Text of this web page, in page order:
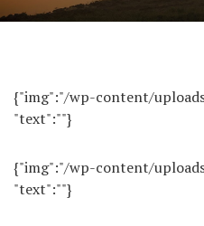
{"img":"/wp-content/
"text":""}
{"img":"/wp-content/
"text":""}